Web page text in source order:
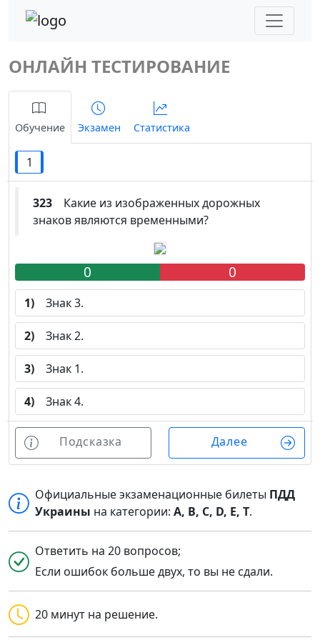
ОНЛАЙН ТЕСТИРОВАНИЕ
Обучение Экзамен Статистика
1
323 Какие из изображенных дорожных
знаков являются временными?
0 0
1) Знак 3.
2) Знак 2.
3) Знак 1.
4) Знак 4.
Подсказка Далее
Официальные экзаменационные билеты ПДД
Украины на категории:A, B, C, D, E, T.
Ответить на 20 вопросов;
Если ошибок больше двух, то вы не сдали.
20 минут на решение.